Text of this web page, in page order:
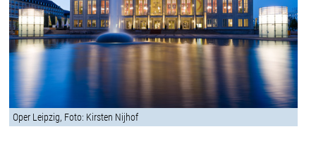
Oper Leipzig, Foto: Kirsten Nijhof